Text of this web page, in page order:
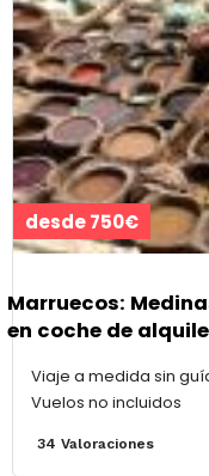
desde 750€
Marruecos:
en coche de
Viaje a medida sin
Vuelos no incluidos
34 Valoraciones